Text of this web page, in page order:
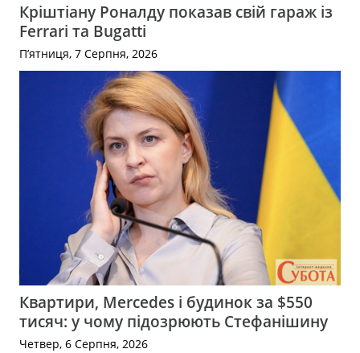
Кріштіану Роналду показав свій гараж із
Ferrari та Bugatti
П’ятниця, 7 Серпня, 2026
Квартири, Mercedes і будинок за $550
тисяч: у чому підозрюють Стефанішину
Четвер, 6 Серпня, 2026